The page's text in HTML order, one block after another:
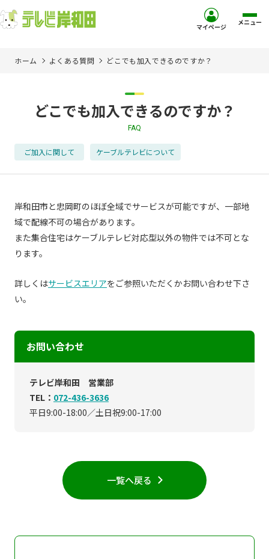
サービス
コミュニティチャンネル
お知らせ
ご加入を検討中の方
お問い合わせ
お問い合わせ
ご加入お申し込み・資
採用情報
契約約款
マイページ メニュー
ホーム よくある質問 どこでも加入できるのですか？
どこでも加入できるのですか？
FAQ
ご加入に関して ケーブルテレビについて
岸和田市と忠岡町のほぼ全域でサービスが可能ですが、一部地
域で配線不可の場合があります。
また集合住宅はケーブルテレビ対応型以外の物件では不可とな
ります。
詳しくはサービスエリアをご参照いただくかお問い合わせ下さ
い。
お問い合わせ
テレビ岸和田 営業部
TEL： 072-436-3636
平日9:00-18:00／土日祝9:00-17:00
一覧へ戻る